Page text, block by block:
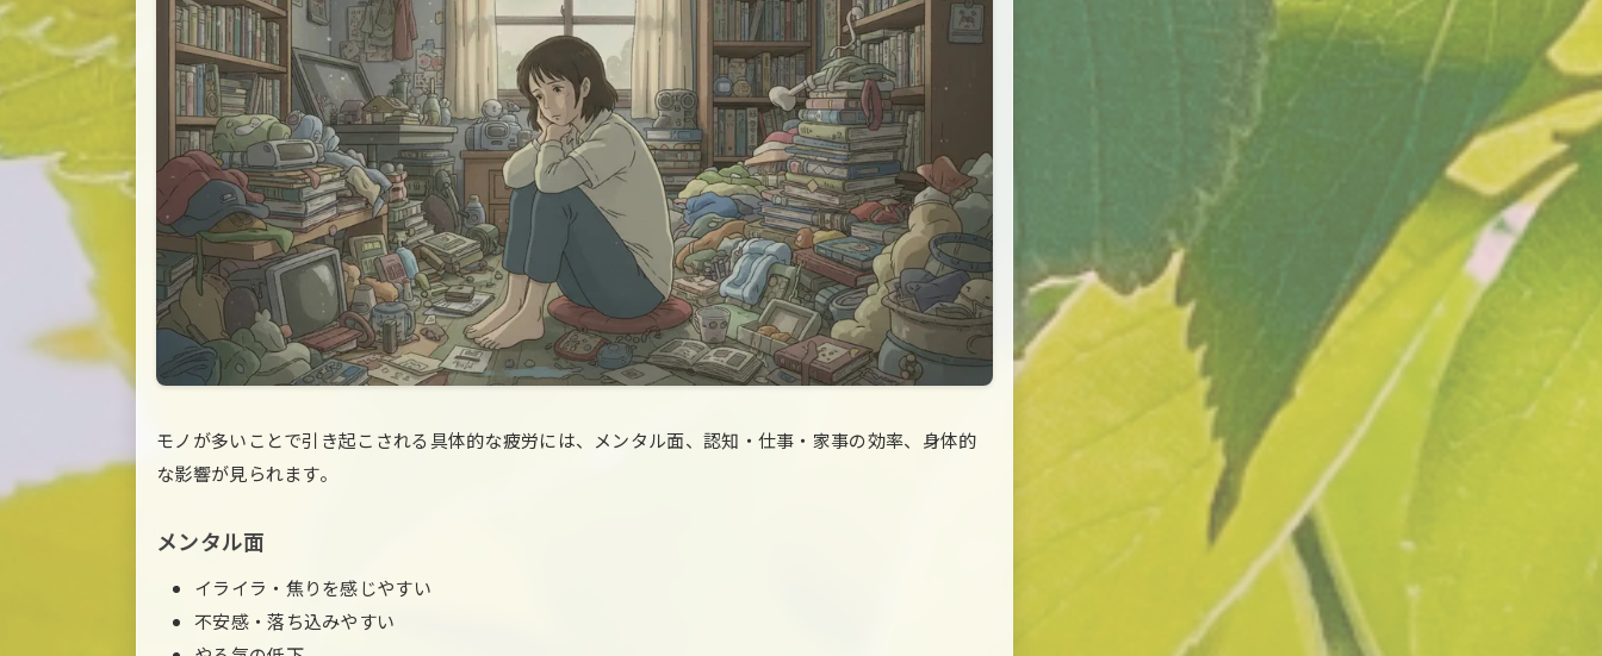
モノが多いことで引き起こされる具体的な疲労には、メンタル面、認知・仕事・家事の効率、身体的
な影響が見られます。
メンタル面
イライラ・焦りを感じやすい
不安感・落ち込みやすい